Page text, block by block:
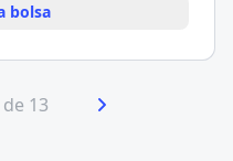
bolsa
de 13